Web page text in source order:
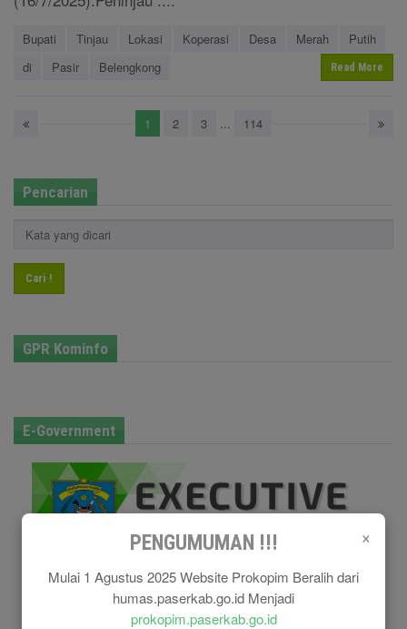
×
PENGUMUMAN !!!
Mulai 1 Agustus 2025 Website Prokopim Beralih dari
humas.paserkab.go.id Menjadi
prokopim.paserkab.go.id
Bupati Tinjau Lokasi Koperasi Desa Merah
Putih
di
Pasir Belengkong Read More
1 2 3 ... 114
Pencarian
Cari !
GPR Kominfo
E-Government